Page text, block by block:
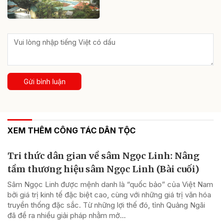
Gửi bình luận
XEM THÊM CÔNG TÁC DÂN TỘC
Tri thức dân gian về sâm Ngọc Linh: Nâng
tầm thương hiệu sâm Ngọc Linh (Bài cuối)
Sâm Ngọc Linh được mệnh danh là “quốc bảo” của Việt Nam
bởi giá trị kinh tế đặc biệt cao, cùng với những giá trị văn hóa
truyền thống đặc sắc. Từ những lợi thế đó, tỉnh Quảng Ngãi
đã đề ra nhiều giải pháp nhằm mở...